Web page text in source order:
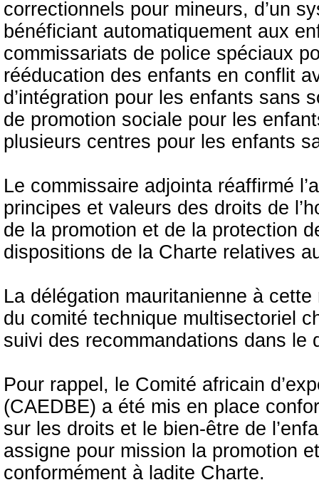
correctionnels pour mineurs, d’un
bénéficiant automatiquement aux
commissariats de police spéciaux
rééducation des enfants en conflit
d’intégration pour les enfants sans
de promotion sociale pour les
plusieurs centres pour les enfants
Le commissaire adjointa réaffirmé
principes et valeurs des droits de
de la promotion et de la protection
dispositions de la Charte relatives
La délégation mauritanienne à
du comité technique multisectoriel
suivi des recommandations dans le
Pour rappel, le Comité africain
(CAEDBE) a été mis en place
sur les droits et le bien-être de
assigne pour mission la promotion
conformément à ladite Charte.